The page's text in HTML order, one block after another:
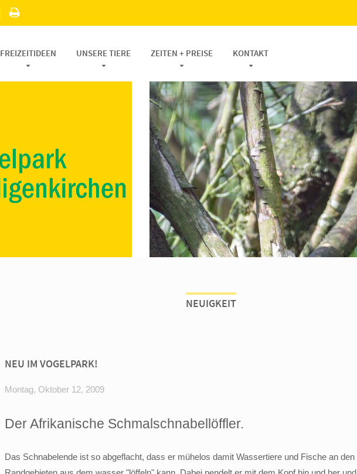
FREIZEITIDEEN UNSERE TIERE ZEITEN + PREISE KONTAKT
NEUIGKEIT
NEU IM VOGELPARK!
Montag, Oktober 12, 2009
Der Afrikanische Schmalschnabellöffler.
Das Schnabelende ist so abgeflacht, dass er mühelos damit Wassertiere und Fische an den